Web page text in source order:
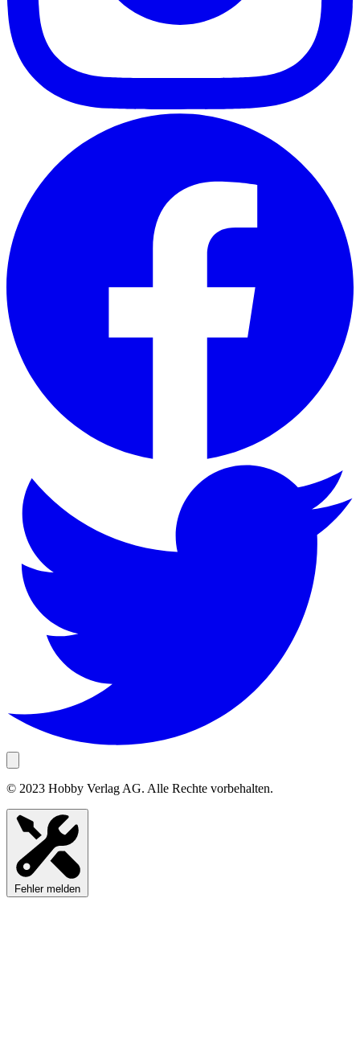
© 2023 Hobby Verlag AG. Alle Rechte vorbehalten.
Fehler melden